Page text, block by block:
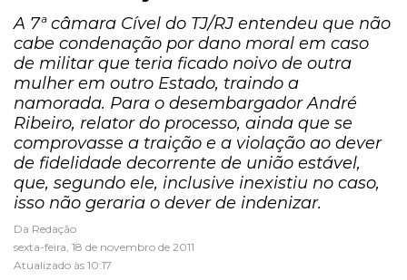
A 7ª câmara Cível do TJ/RJ entendeu que não
cabe condenação por dano moral em caso
de militar que teria ficado noivo de outra
mulher em outro Estado, traindo a
namorada. Para o desembargador André
Ribeiro, relator do processo, ainda que se
comprovasse a traição e a violação ao dever
de fidelidade decorrente de união estável,
que, segundo ele, inclusive inexistiu no caso,
isso não geraria o dever de indenizar.
Da Redação
sexta-feira, 18 de novembro de 2011
Atualizado às 10:17